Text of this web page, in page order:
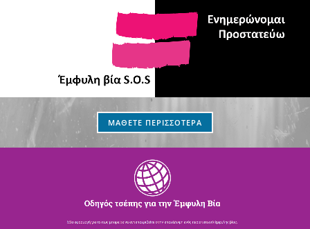
ΜΑΘΕΤΕ ΠΕΡΙΣΣΟΤΕΡΑ